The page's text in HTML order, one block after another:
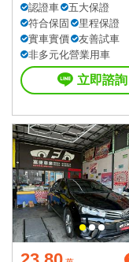
認證車
五大保證
符合保固
里程保證
實車實價
友善試車
非多元化營業用車
立即諮詢